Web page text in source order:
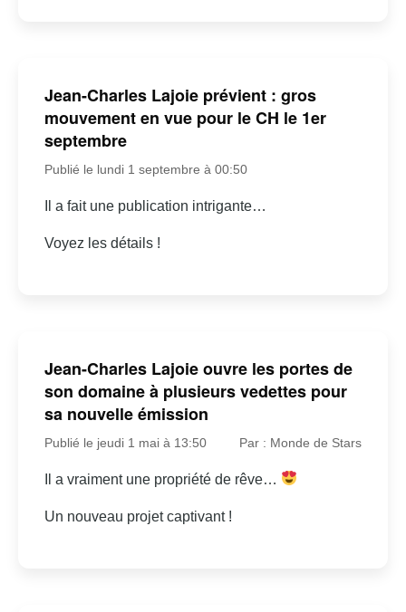
Jean-Charles Lajoie prévient : gros
mouvement en vue pour le CH le 1er
septembre
Publié le lundi 1 septembre à 00:50
Il a fait une publication intrigante…
Voyez les détails !
Jean-Charles Lajoie ouvre les portes de
son domaine à plusieurs vedettes pour
sa nouvelle émission
Publié le jeudi 1 mai à 13:50 Par : Monde de Stars
Il a vraiment une propriété de rêve…
Un nouveau projet captivant !